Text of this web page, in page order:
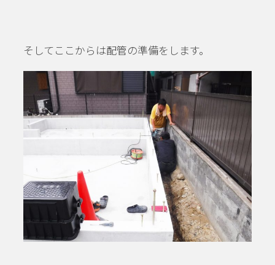
そしてここからは配管の準備をします。